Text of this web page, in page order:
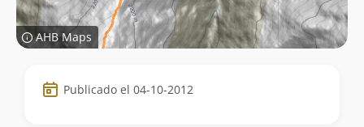
AHB Maps
Datos
de
Publicado el 04-10-2012